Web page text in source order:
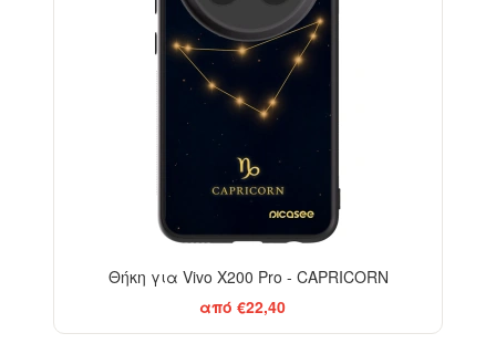
Θήκη για Vivo X200 Pro - CAPRICORN
από €22,40